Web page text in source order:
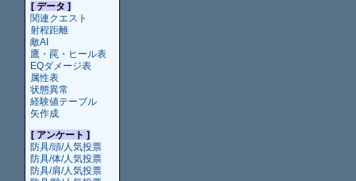
[ データ ]
関連クエスト
射程距離
敵AI
鷹・罠・ヒール表
EQダメージ表
属性表
状態異常
経験値テーブル
矢作成
[ アンケート ]
防具/頭/人気投票
防具/体/人気投票
防具/肩/人気投票